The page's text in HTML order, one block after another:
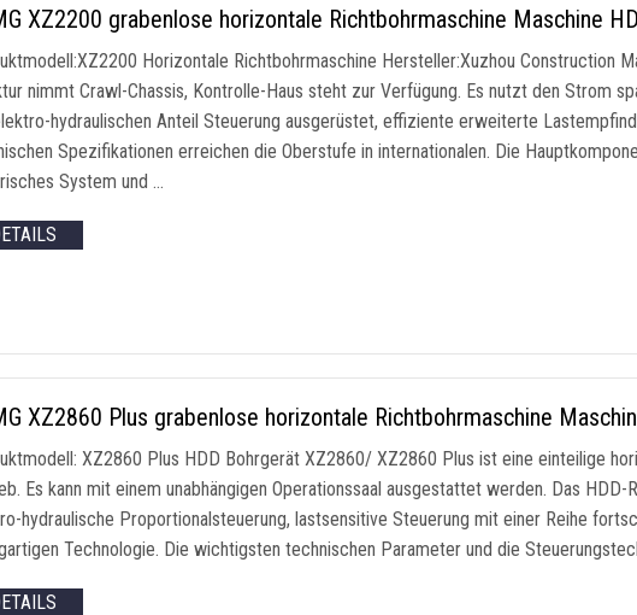
XZ2200 grabenlose horizontale Richtbohrmaschine Maschine
Horizontale Richtbohrmaschine Hersteller:Xuzhou Construction
nimmt Crawl-Chassis, Kontrolle-Haus steht zur Verfügung. Es nutzt den Strom
hydraulischen Anteil Steuerung ausgerüstet, effiziente erweiterte
Spezifikationen erreichen die Oberstufe in internationalen. Die
System und …
XZ2860 Plus grabenlose horizontale Richtbohrmaschine
XZ2860 Plus HDD Bohrgerät XZ2860/ XZ2860 Plus ist eine einteilige
Es kann mit einem unabhängigen Operationssaal ausgestattet werden. Das
hydraulische Proportionalsteuerung, lastsensitive Steuerung mit einer Reihe
Technologie. Die wichtigsten technischen Parameter und die